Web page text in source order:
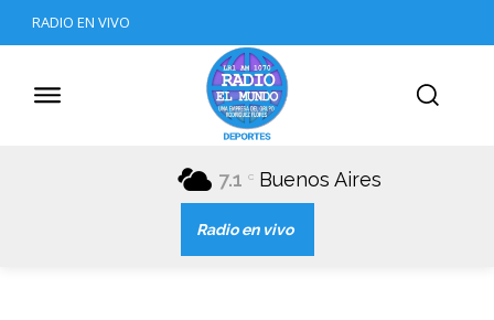
RADIO EN VIVO
7.1 C Buenos Aires
Radio en vivo